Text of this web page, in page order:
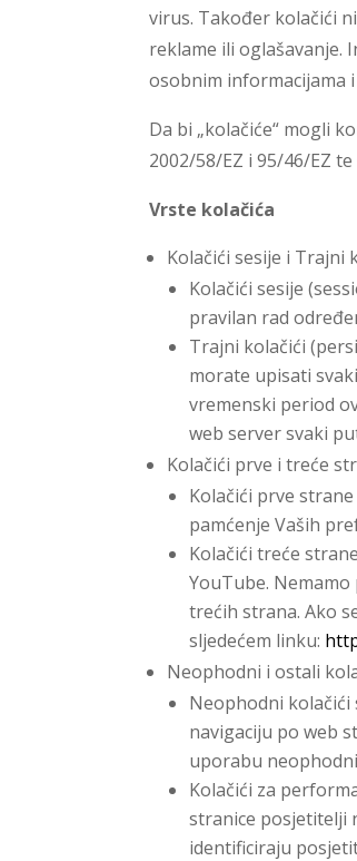
virus. Također kolačići
reklame ili oglašavanje.
osobnim informacijama
Da bi „kolačiće“ mogli
2002/58/EZ i 95/46/EZ
Vrste kolačića
Kolačići sesije i Trajni
Kolačići sesije
pravilan rad
Trajni kolačići
morate upisati
vremenski period
web server svaki
Kolačići prve i treće
Kolačići prve
pamćenje Vaših
Kolačići treće
YouTube.
trećih strana. Ako
sljedećem linku:
Neophodni i ostali
Neophodni kolačići
navigaciju po web
uporabu
Kolačići za
stranice posjetitelji
identificiraju